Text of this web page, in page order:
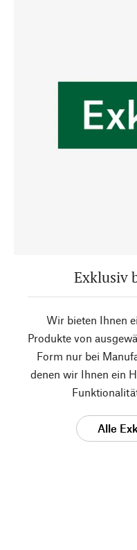
Exklusiv
Wir bieten Ihnen
Produkte von
Form nur bei
denen wir Ihnen ein
Alle